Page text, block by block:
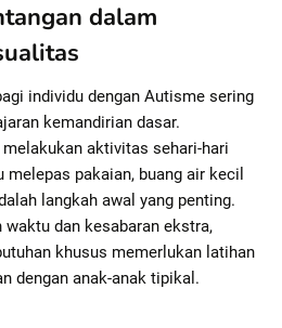
dalam
individu dengan Autisme sering
kemandirian dasar.
aktivitas sehari-hari
pakaian, buang air kecil
langkah awal yang penting.
dan kesabaran ekstra,
khusus memerlukan latihan
dengan anak-anak tipikal.